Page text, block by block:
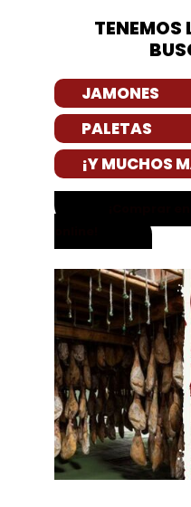
TENEMOS
JAMONES
PALETAS
¡Y MUCHOS